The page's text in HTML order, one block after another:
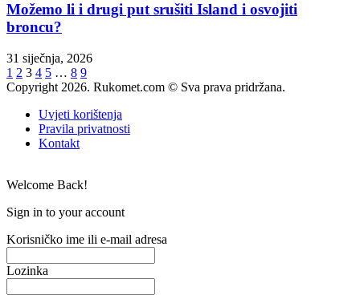
Možemo li i drugi put srušiti Island i osvojiti
broncu?
31 siječnja, 2026
1 2 3 4 5 … 8 9
Copyright 2026. Rukomet.com © Sva prava pridržana.
Uvjeti korištenja
Pravila privatnosti
Kontakt
Welcome Back!
Sign in to your account
Korisničko ime ili e-mail adresa
Lozinka